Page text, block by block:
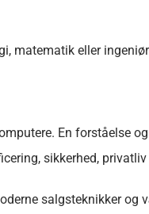
matematik eller
En forståelse
sikkerhed,
salgsteknikker